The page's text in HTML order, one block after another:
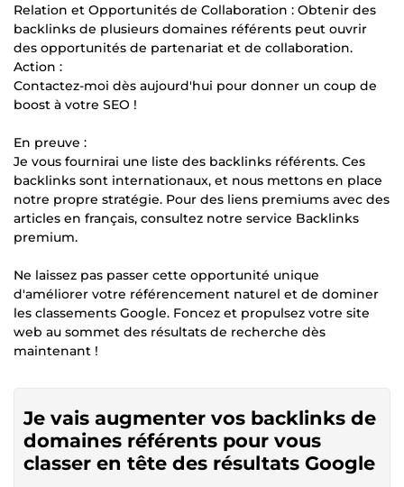
Relation et Opportunités de Collaboration : Obtenir des
backlinks de plusieurs domaines référents peut ouvrir
des opportunités de partenariat et de collaboration.
Action :
Contactez-moi dès aujourd'hui pour donner un coup de
boost à votre SEO !
En preuve :
Je vous fournirai une liste des backlinks référents. Ces
backlinks sont internationaux, et nous mettons en place
notre propre stratégie. Pour des liens premiums avec des
articles en français, consultez notre service Backlinks
premium.
Ne laissez pas passer cette opportunité unique
d'améliorer votre référencement naturel et de dominer
les classements Google. Foncez et propulsez votre site
web au sommet des résultats de recherche dès
maintenant !
Je vais augmenter vos backlinks de
domaines référents pour vous
classer en tête des résultats Google